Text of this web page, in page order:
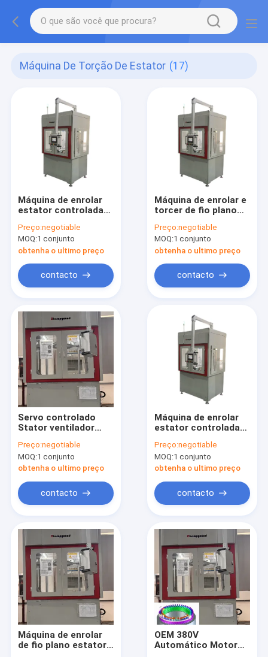
Máquina De Torção De Estator (17)
Máquina de enrolar
estator controlada
Preço:negotiable
MOQ:1 conjunto
obtenha o ultimo preço
contacto
Máquina de enrolar e
torcer de fio plano
capacidade de
rolagem livre
automática
Preço:negotiable
MOQ:1 conjunto
obtenha o ultimo preço
contacto
Servo controlado
Stator ventilador
máquina de
enrolamento de alta
precisão torção
Preço:negotiable
MOQ:1 conjunto
obtenha o ultimo preço
contacto
Máquina de enrolar
estator controlada
Preço:negotiable
MOQ:1 conjunto
obtenha o ultimo preço
contacto
Máquina de enrolar
de fio plano estator
OEM 380V
Automático Motor